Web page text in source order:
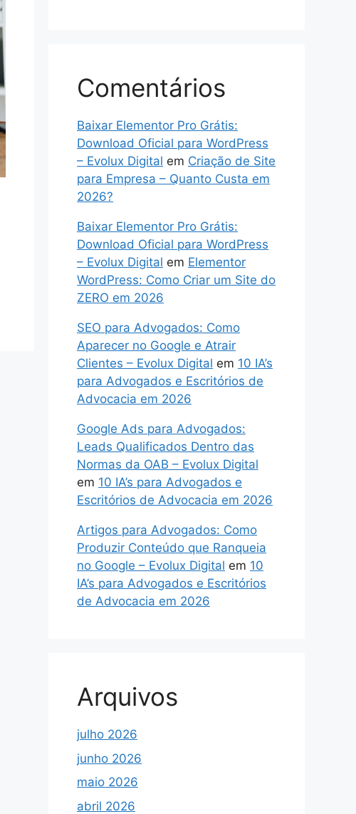
Comentários
Baixar Elementor Pro Grátis:
Download Oficial para WordPress
– Evolux Digital em Criação de Site
para Empresa – Quanto Custa em
2026?
Baixar Elementor Pro Grátis:
Download Oficial para WordPress
– Evolux Digital em Elementor
WordPress: Como Criar um Site do
ZERO em 2026
SEO para Advogados: Como
Aparecer no Google e Atrair
Clientes – Evolux Digital em 10 IA’s
para Advogados e Escritórios de
Advocacia em 2026
Google Ads para Advogados:
Leads Qualificados Dentro das
Normas da OAB – Evolux Digital
em 10 IA’s para Advogados e
Escritórios de Advocacia em 2026
Artigos para Advogados: Como
Produzir Conteúdo que Ranqueia
no Google – Evolux Digital em 10
IA’s para Advogados e Escritórios
de Advocacia em 2026
Arquivos
julho 2026
junho 2026
maio 2026
abril 2026